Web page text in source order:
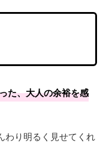
た、大人の余裕を感
わり明るく見せてくれ